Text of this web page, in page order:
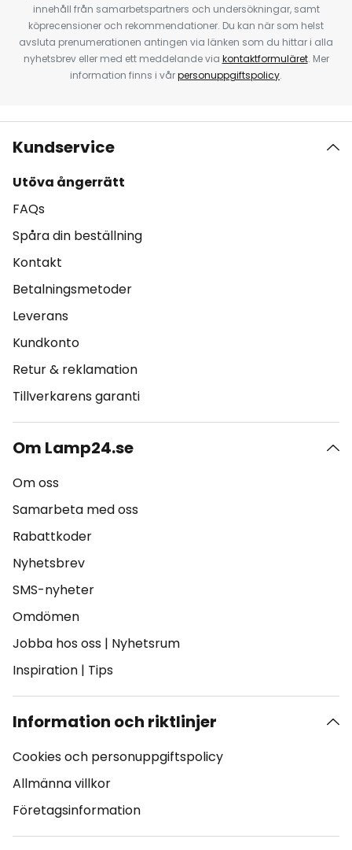
innehåll från samarbetspartners och undersökningar, samt
köprecensioner och rekommendationer. Du kan när som helst
avsluta prenumerationen antingen via länken som du hittar i alla
nyhetsbrev eller med ett meddelande via kontaktformuläret. Mer
information finns i vårpersonuppgiftspolicy.
Kundservice
Utöva ångerrätt
FAQs
Spåra din beställning
Kontakt
Betalningsmetoder
Leverans
Kundkonto
Retur & reklamation
Tillverkarens garanti
Om Lamp24.se
Om oss
Samarbeta med oss
Rabattkoder
Nyhetsbrev
SMS-nyheter
Omdömen
Jobba hos oss | Nyhetsrum
Inspiration | Tips
Information och riktlinjer
Cookies och personuppgiftspolicy
Allmänna villkor
Företagsinformation